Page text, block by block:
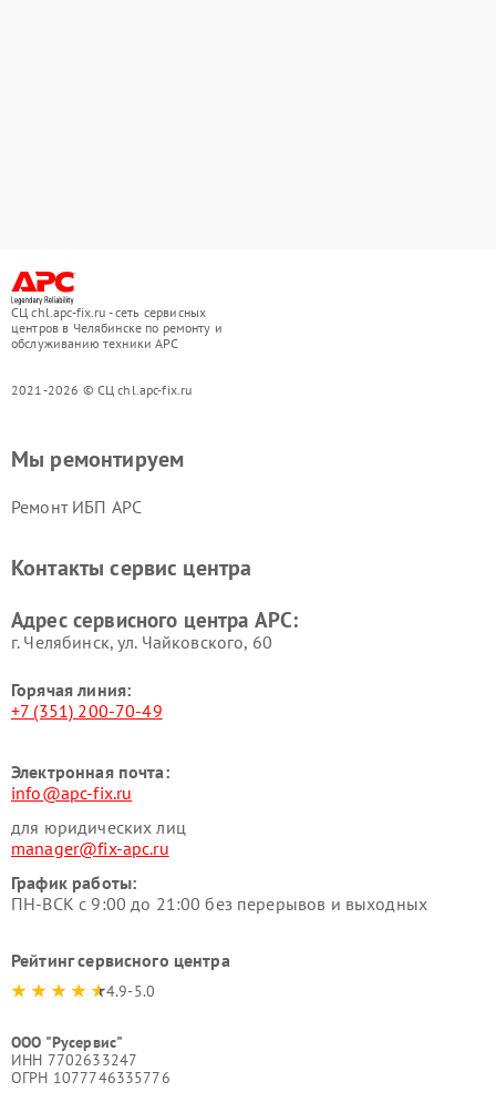
СЦ chl.apc-fix.ru - сеть сервисных
центров в Челябинске по ремонту и
обслуживанию техники APC
2021-2026 © СЦ chl.apc-fix.ru
Мы ремонтируем
Ремонт ИБП APC
Контакты сервис центра
Адрес сервисного центра APC:
г. Челябинск, ул. Чайковского, 60
Горячая линия:
+7 (351) 200-70-49
Электронная почта:
info@apc-fix.ru
для юридических лиц
manager@fix-apc.ru
График работы:
ПН-ВСК с 9:00 до 21:00 без перерывов и выходных
Рейтинг сервисного центра
4.9-5.0
ООО "Русервис"
ИНН 7702633247
ОГРН 1077746335776